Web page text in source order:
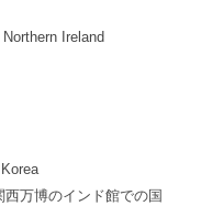
Ireland
万博のインド館での国